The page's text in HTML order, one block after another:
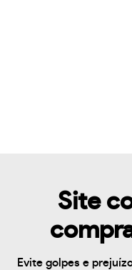
Site
Evite golpes e